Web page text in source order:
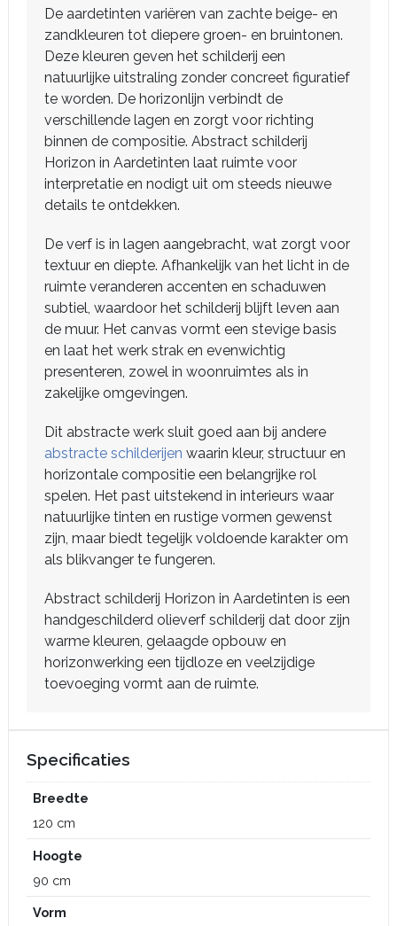
De aardetinten variëren van zachte beige- en
zandkleuren tot diepere groen- en bruintonen.
Deze kleuren geven het schilderij een
natuurlijke uitstraling zonder concreet figuratief
te worden. De horizonlijn verbindt de
verschillende lagen en zorgt voor richting
binnen de compositie. Abstract schilderij
Horizon in Aardetinten laat ruimte voor
interpretatie en nodigt uit om steeds nieuwe
details te ontdekken.
De verf is in lagen aangebracht, wat zorgt voor
textuur en diepte. Afhankelijk van het licht in de
ruimte veranderen accenten en schaduwen
subtiel, waardoor het schilderij blijft leven aan
de muur. Het canvas vormt een stevige basis
en laat het werk strak en evenwichtig
presenteren, zowel in woonruimtes als in
zakelijke omgevingen.
Dit abstracte werk sluit goed aan bij andere
abstracte schilderijen waarin kleur, structuur en
horizontale compositie een belangrijke rol
spelen. Het past uitstekend in interieurs waar
natuurlijke tinten en rustige vormen gewenst
zijn, maar biedt tegelijk voldoende karakter om
als blikvanger te fungeren.
Abstract schilderij Horizon in Aardetinten is een
handgeschilderd olieverf schilderij dat door zijn
warme kleuren, gelaagde opbouw en
horizonwerking een tijdloze en veelzijdige
toevoeging vormt aan de ruimte.
Specificaties
Breedte
120 cm
Hoogte
90 cm
Vorm